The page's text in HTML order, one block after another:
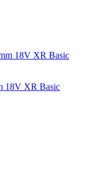
18V XR Basic